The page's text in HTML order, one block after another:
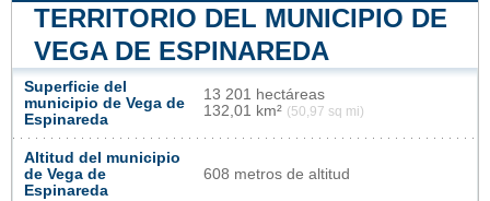
TERRITORIO DEL MUNICIPIO DE
VEGA DE ESPINAREDA
Superficie del
municipio de Vega de
Espinareda
13 201 hectáreas
132,01 km² (50,97 sq mi)
Altitud del municipio
de Vega de
Espinareda
608 metros de altitud